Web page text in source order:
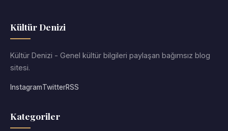
Kültür Denizi
Kültür Denizi - Genel kültür bilgileri paylaşan bağımsız blog
sitesi.
InstagramTwitterRSS
Kategoriler